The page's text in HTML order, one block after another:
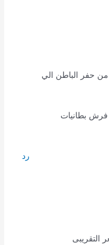
من حفر الباطن الي
فرش بطانيات
رد
التقريبى